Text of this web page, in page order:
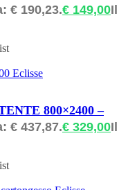
€ 190,23.€ 149,00Il
€ 437,87.€ 329,00Il